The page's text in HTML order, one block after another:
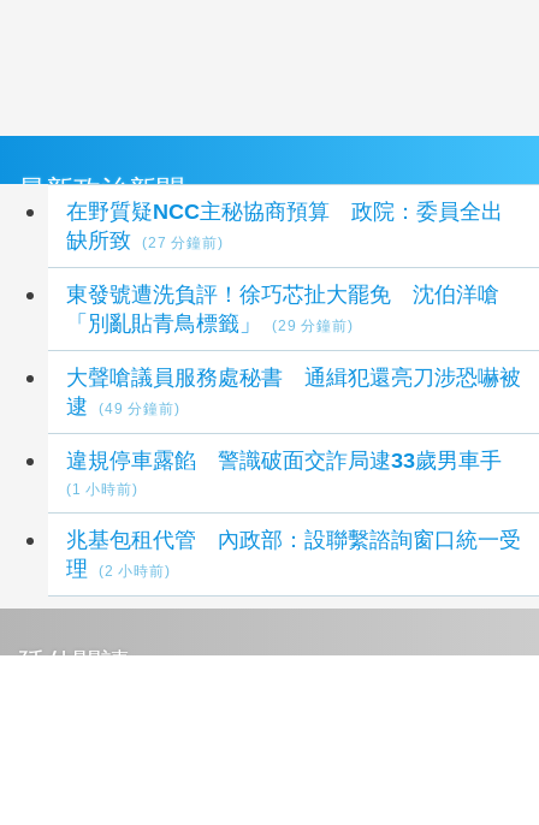
最新政治新聞
在野質疑NCC主秘協商預算 政院：委員全出
缺所致
(27 分鐘前)
東發號遭洗負評！徐巧芯扯大罷免 沈伯洋嗆
「別亂貼青鳥標籤」
(29 分鐘前)
大聲嗆議員服務處秘書 通緝犯還亮刀涉恐嚇被
逮
(49 分鐘前)
違規停車露餡 警識破面交詐局逮33歲男車手
(1 小時前)
兆基包租代管 內政部：設聯繫諮詢窗口統一受
理
(2 小時前)
延伸閱讀